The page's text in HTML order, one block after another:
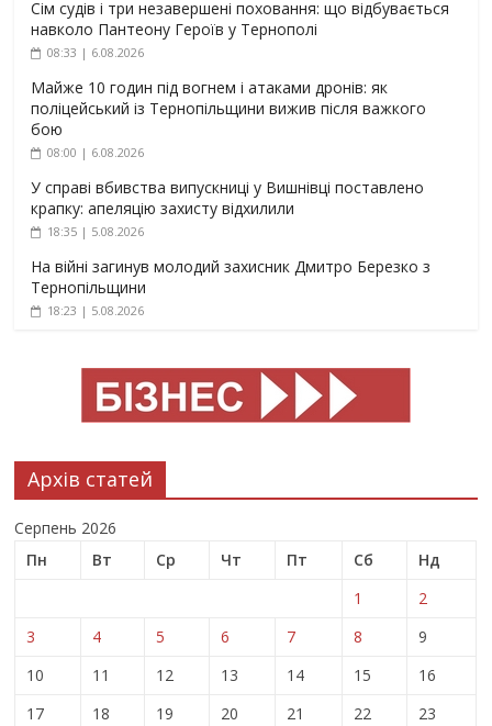
Сім судів і три незавершені поховання: що відбувається
навколо Пантеону Героїв у Тернополі
08:33 | 6.08.2026
Майже 10 годин під вогнем і атаками дронів: як
поліцейський із Тернопільщини вижив після важкого
бою
08:00 | 6.08.2026
У справі вбивства випускниці у Вишнівці поставлено
крапку: апеляцію захисту відхилили
18:35 | 5.08.2026
На війні загинув молодий захисник Дмитро Березко з
Тернопільщини
18:23 | 5.08.2026
Архів статей
Серпень 2026
Пн
Вт Ср Чт Пт Сб
Нд
1
2
3
4 5 6 7 8
9
10
11 12 13 14 15
16
17
18 19 20 21 22
23